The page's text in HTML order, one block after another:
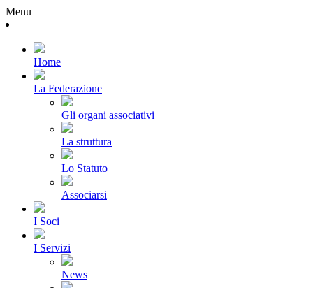
Menu
Home
La Federazione
Gli organi associativi
La struttura
Lo Statuto
Associarsi
I Soci
I Servizi
News